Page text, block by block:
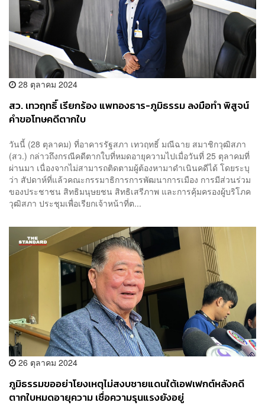
28 ตุลาคม 2024
สว. เทวฤทธิ์ เรียกร้อง แพทองธาร-ภูมิธรรม ลงมือทำ พิสูจน์
คำขอโทษคดีตากใบ
วันนี้ (28 ตุลาคม) ที่อาคารรัฐสภา เทวฤทธิ์ มณีฉาย สมาชิกวุฒิสภา
(สว.) กล่าวถึงกรณีคดีตากใบที่หมดอายุความไปเมื่อวันที่ 25 ตุลาคมที่
ผ่านมา เนื่องจากไม่สามารถติดตามผู้ต้องหามาดำเนินคดีได้ โดยระบุ
ว่า สัปดาห์ที่แล้วคณะกรรมาธิการการพัฒนาการเมือง การมีส่วนร่วม
ของประชาชน สิทธิมนุษยชน สิทธิเสรีภาพ และการคุ้มครองผู้บริโภค
วุฒิสภา ประชุมเพื่อเรียกเจ้าหน้าที่ต...
26 ตุลาคม 2024
ภูมิธรรมขออย่าโยงเหตุไม่สงบชายแดนใต้เอฟเฟกต์หลังคดี
ตากใบหมดอายุความ เชื่อความรุนแรงยังอยู่